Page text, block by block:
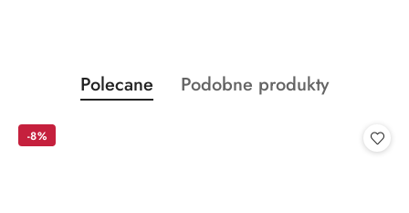
Pomiń karuzelę produktów
Produkty
o
Polecane
Produkty
Podobne produkty
-8%